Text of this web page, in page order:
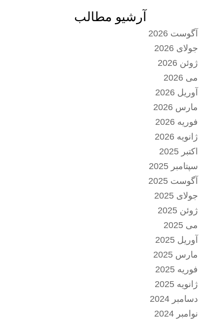
آرشیو مطالب
آگوست 2026
جولای 2026
ژوئن 2026
می 2026
آوریل 2026
مارس 2026
فوریه 2026
ژانویه 2026
اکتبر 2025
سپتامبر 2025
آگوست 2025
جولای 2025
ژوئن 2025
می 2025
آوریل 2025
مارس 2025
فوریه 2025
ژانویه 2025
دسامبر 2024
نوامبر 2024